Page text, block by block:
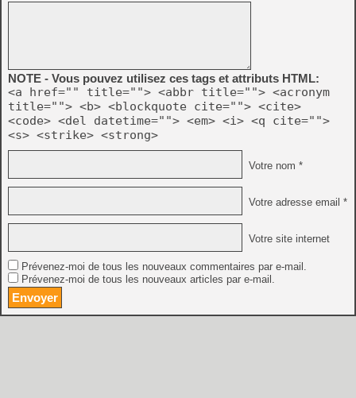
NOTE - Vous pouvez utilisez ces tags et attributs HTML:
<a href="" title=""> <abbr title=""> <acronym
title=""> <b> <blockquote cite=""> <cite>
<code> <del datetime=""> <em> <i> <q cite="">
<s> <strike> <strong>
Votre nom *
Votre adresse email *
Votre site internet
Prévenez-moi de tous les nouveaux commentaires par e-mail.
Prévenez-moi de tous les nouveaux articles par e-mail.